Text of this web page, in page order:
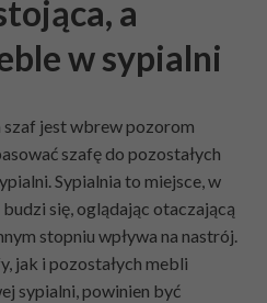
a
w sypialni
jest wbrew pozorom
szafę do pozostałych
Sypialnia to miejsce, w
się, oglądając otaczającą
stopniu wpływa na nastrój.
jak i pozostałych mebli
sypialni, powinien być